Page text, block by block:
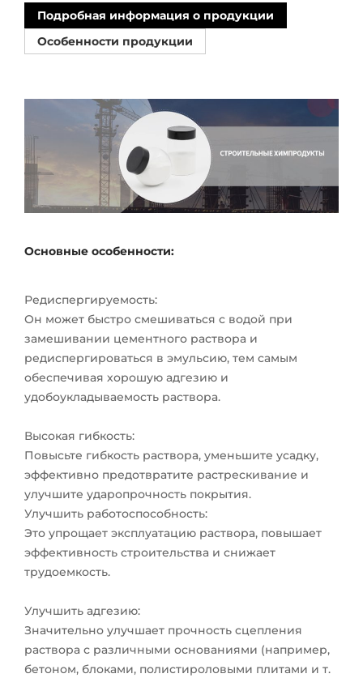
Подробная информация о продукции
Особенности продукции
Основные особенности:
Редиспергируемость:
Он может быстро смешиваться с водой при
замешивании цементного раствора и
редиспергироваться в эмульсию, тем самым
обеспечивая хорошую адгезию и
удобоукладываемость раствора.
Высокая гибкость:
Повысьте гибкость раствора, уменьшите усадку,
эффективно предотвратите растрескивание и
улучшите ударопрочность покрытия.
Улучшить работоспособность:
Это упрощает эксплуатацию раствора, повышает
эффективность строительства и снижает
трудоемкость.
Улучшить адгезию:
Значительно улучшает прочность сцепления
раствора с различными основаниями (например,
бетоном, блоками, полистироловыми плитами и т.